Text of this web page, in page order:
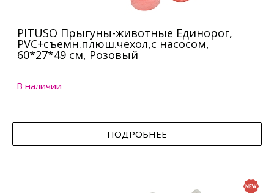
PITUSO Прыгуны-животные Единорог,
PVC+съемн.плюш.чехол,с насосом,
60*27*49 см, Розовый
В наличии
ПОДРОБНЕЕ